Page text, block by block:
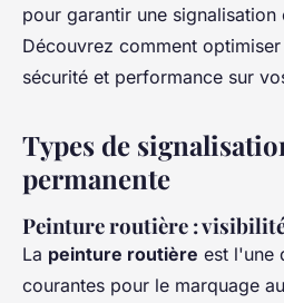
Maëlys•29 juillet 2024•4 min de
pour garantir une
Découvrez comment
sécurité et performance sur
Types de
permanente
Peinture routière :
La peinture routière est l'une
courantes pour le marquage